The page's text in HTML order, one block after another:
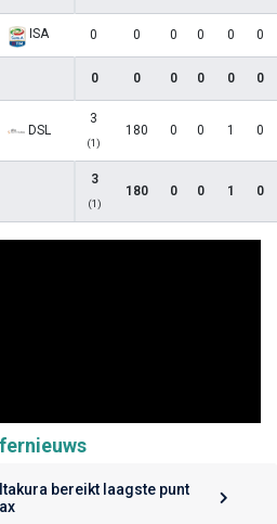
ISA 0 0 0 0 0 0
0 0 0 0 0 0
DSL
3
(1)
180 0 0 1 0
3
(1)
180 0 0 1 0
bereikt laagste punt